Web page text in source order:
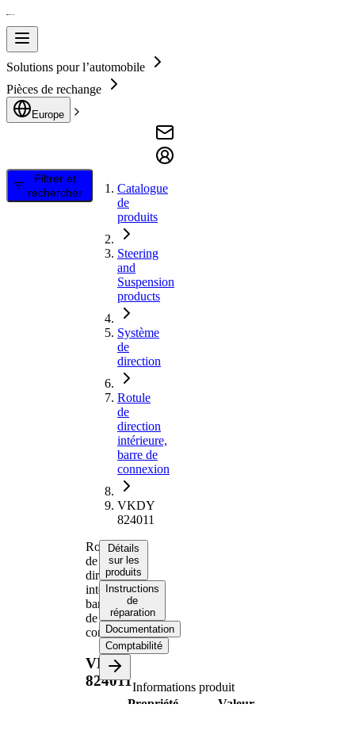
Solutions pour l’automobile
Pièces de rechange
Europe
Filtrer et
rechercher
Catalogue
de
produits
Steering
and
Suspension
products
Système
de
direction
Rotule
de
direction
intérieure,
barre de
connexion
VKDY
824011
Rotule
de
direction
intérieure,
barre
de
connexion
VKDY
824011
Détails
sur les
produits
Instructions
de
réparation
Documentation
Comptabilité
Informations produit
Propriété
Valeur